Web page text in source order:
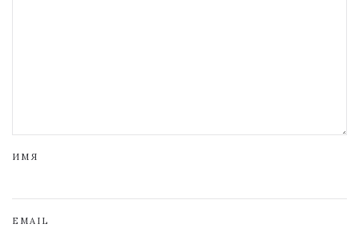
ИМЯ
EMAIL